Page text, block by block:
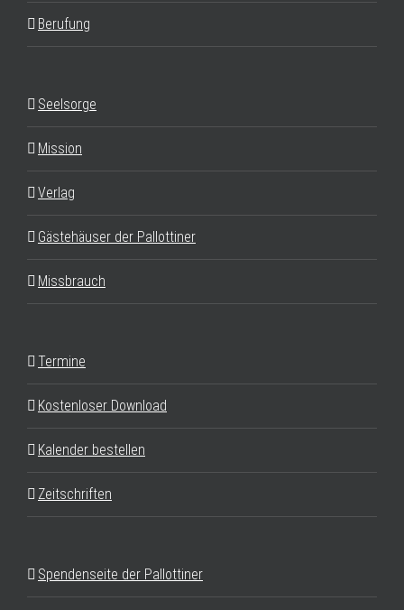
Berufung
Seelsorge
Mission
Verlag
Gästehäuser der Pallottiner
Missbrauch
Termine
Kostenloser Download
Kalender bestellen
Zeitschriften
Spendenseite der Pallottiner